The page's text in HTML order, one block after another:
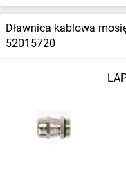
Dławnica kablowa
52015720